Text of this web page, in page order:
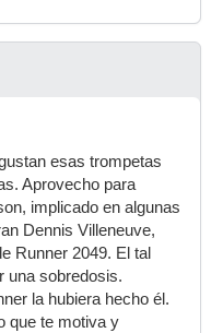
esas trompetas
Aprovecho para
implicado en algunas
Dennis Villeneuve,
Runner 2049. El tal
una sobredosis.
la hubiera hecho él.
que te motiva y